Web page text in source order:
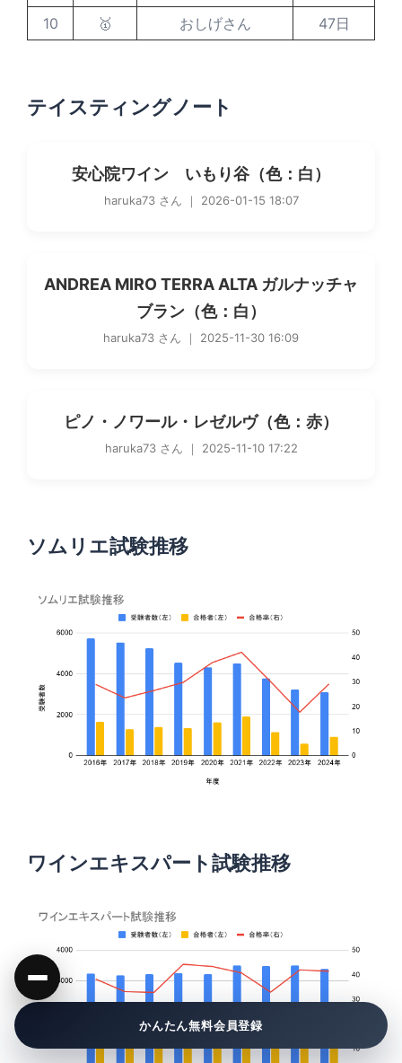
10
🥇 おしげさん 47日
テイスティングノート
安心院ワイン いもり谷（色：白）
haruka73 さん ｜ 2026-01-15 18:07
ANDREA MIRO TERRA ALTA ガルナッチャ
ブラン（色：白）
haruka73 さん ｜ 2025-11-30 16:09
ピノ・ノワール・レゼルヴ（色：赤）
haruka73 さん ｜ 2025-11-10 17:22
ソムリエ試験推移
ワインエキスパート試験推移
かんたん無料会員登録